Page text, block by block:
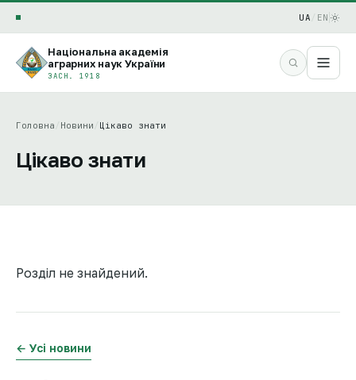
UA EN
Національна академія
аграрних наук України
ЗАСН. 1918
Головна Новини Цікаво знати
Цікаво знати
Розділ не знайдений.
← Усі новини